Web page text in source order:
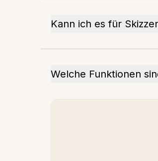
Kann ich es für
Welche Funktionen